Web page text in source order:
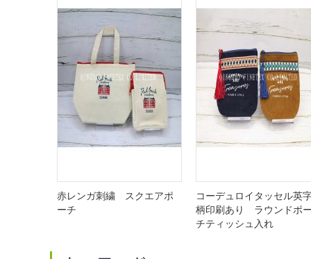
赤レンガ刺繍 スクエアポ
ーチ
コーデュロイタッセル英
柄印刷あり ラウンドポ
チティッシュ入れ